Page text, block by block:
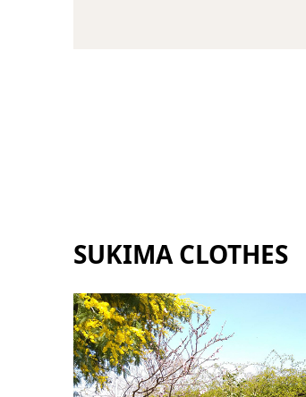
SUKIMA CLOTHES